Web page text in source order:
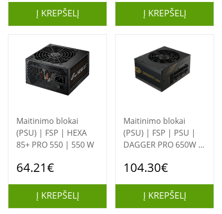
Į KREPŠELĮ Į KREPŠELĮ
Maitinimo blokai
(PSU) | FSP | HEXA
85+ PRO 550 | 550 W
64.21€
Į KREPŠELĮ
Maitinimo blokai
(PSU) | FSP | PSU |
DAGGER PRO 650W |
104.30€
Į KREPŠELĮ